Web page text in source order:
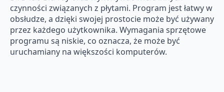
czynności związanych z płytami. Program jest łatwy w
obsłudze, a dzięki swojej prostocie może być używany
przez każdego użytkownika. Wymagania sprzętowe
programu są niskie, co oznacza, że ​​może być
uruchamiany na większości komputerów.